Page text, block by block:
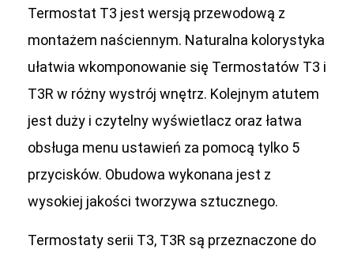
Termostat T3 jest wersją przewodową z
montażem naściennym. Naturalna kolorystyka
ułatwia wkomponowanie się Termostatów T3 i
T3R w różny wystrój wnętrz. Kolejnym atutem
jest duży i czytelny wyświetlacz oraz łatwa
obsługa menu ustawień za pomocą tylko 5
przycisków. Obudowa wykonana jest z
wysokiej jakości tworzywa sztucznego.
Termostaty serii T3, T3R są przeznaczone do